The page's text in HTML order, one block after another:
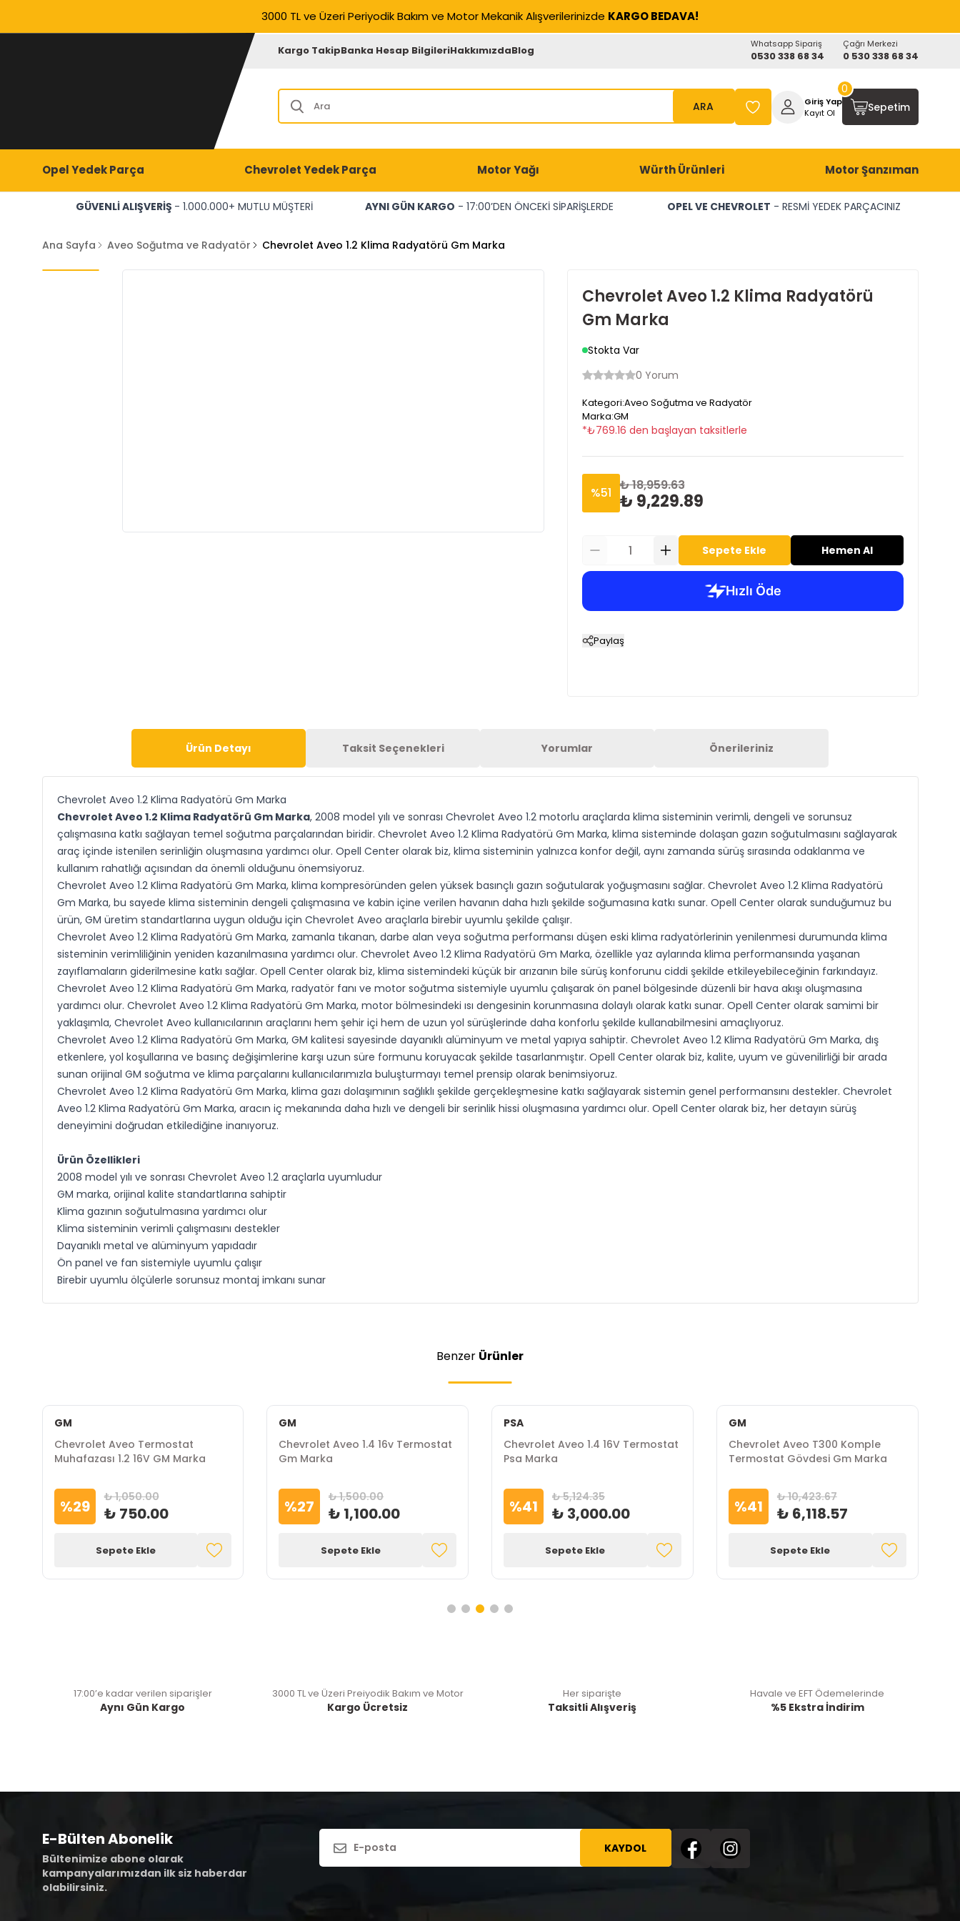
3000 TL ve Üzeri Periyodik Bakım ve Motor Mekanik Alışverilerinizde KARGO BEDAVA!
Kargo TakipBanka Hesap BilgileriHakkımızdaBlog Whatsapp Sipariş
0530 338 68 34
Çağrı Merkezi
0 530 338 68 34
ARA
Giriş Yap
Kayıt Ol
Sepetim
0
Opel Yedek Parça Chevrolet Yedek Parça Motor Yağı Würth Ürünleri Motor Şanzıman
GÜVENLİ ALIŞVERİŞ - 1.000.000+ MUTLU MÜŞTERİ AYNI GÜN KARGO - 17:00’DEN ÖNCEKİ SİPARİŞLERDE OPEL VE CHEVROLET - RESMİ YEDEK PARÇACINIZ
Ana Sayfa Aveo Soğutma ve Radyatör Chevrolet Aveo 1.2 Klima Radyatörü Gm Marka
Chevrolet Aveo 1.2 Klima Radyatörü
Gm Marka
Stokta Var
0 Yorum
Kategori:Aveo Soğutma ve Radyatör
Marka:GM
*₺769.16 den başlayan taksitlerle
%51 ₺ 18,959.63
₺ 9,229.89
Sepete Ekle Hemen Al
Paylaş
Ürün Detayı Taksit Seçenekleri Yorumlar Önerileriniz
Chevrolet Aveo 1.2 Klima Radyatörü Gm Marka
Chevrolet Aveo 1.2 Klima Radyatörü Gm Marka, 2008 model yılı ve sonrası Chevrolet Aveo 1.2 motorlu araçlarda klima sisteminin verimli, dengeli ve sorunsuz
çalışmasına katkı sağlayan temel soğutma parçalarından biridir. Chevrolet Aveo 1.2 Klima Radyatörü Gm Marka, klima sisteminde dolaşan gazın soğutulmasını sağlayarak
araç içinde istenilen serinliğin oluşmasına yardımcı olur. Opell Center olarak biz, klima sisteminin yalnızca konfor değil, aynı zamanda sürüş sırasında odaklanma ve
kullanım rahatlığı açısından da önemli olduğunu önemsiyoruz.
Chevrolet Aveo 1.2 Klima Radyatörü Gm Marka, klima kompresöründen gelen yüksek basınçlı gazın soğutularak yoğuşmasını sağlar. Chevrolet Aveo 1.2 Klima Radyatörü
Gm Marka, bu sayede klima sisteminin dengeli çalışmasına ve kabin içine verilen havanın daha hızlı şekilde soğumasına katkı sunar. Opell Center olarak sunduğumuz bu
ürün, GM üretim standartlarına uygun olduğu için Chevrolet Aveo araçlarla birebir uyumlu şekilde çalışır.
Chevrolet Aveo 1.2 Klima Radyatörü Gm Marka, zamanla tıkanan, darbe alan veya soğutma performansı düşen eski klima radyatörlerinin yenilenmesi durumunda klima
sisteminin verimliliğinin yeniden kazanılmasına yardımcı olur. Chevrolet Aveo 1.2 Klima Radyatörü Gm Marka, özellikle yaz aylarında klima performansında yaşanan
zayıflamaların giderilmesine katkı sağlar. Opell Center olarak biz, klima sistemindeki küçük bir arızanın bile sürüş konforunu ciddi şekilde etkileyebileceğinin farkındayız.
Chevrolet Aveo 1.2 Klima Radyatörü Gm Marka, radyatör fanı ve motor soğutma sistemiyle uyumlu çalışarak ön panel bölgesinde düzenli bir hava akışı oluşmasına
yardımcı olur. Chevrolet Aveo 1.2 Klima Radyatörü Gm Marka, motor bölmesindeki ısı dengesinin korunmasına dolaylı olarak katkı sunar. Opell Center olarak samimi bir
yaklaşımla, Chevrolet Aveo kullanıcılarının araçlarını hem şehir içi hem de uzun yol sürüşlerinde daha konforlu şekilde kullanabilmesini amaçlıyoruz.
Chevrolet Aveo 1.2 Klima Radyatörü Gm Marka, GM kalitesi sayesinde dayanıklı alüminyum ve metal yapıya sahiptir. Chevrolet Aveo 1.2 Klima Radyatörü Gm Marka, dış
etkenlere, yol koşullarına ve basınç değişimlerine karşı uzun süre formunu koruyacak şekilde tasarlanmıştır. Opell Center olarak biz, kalite, uyum ve güvenilirliği bir arada
sunan orijinal GM soğutma ve klima parçalarını kullanıcılarımızla buluşturmayı temel prensip olarak benimsiyoruz.
Chevrolet Aveo 1.2 Klima Radyatörü Gm Marka, klima gazı dolaşımının sağlıklı şekilde gerçekleşmesine katkı sağlayarak sistemin genel performansını destekler. Chevrolet
Aveo 1.2 Klima Radyatörü Gm Marka, aracın iç mekanında daha hızlı ve dengeli bir serinlik hissi oluşmasına yardımcı olur. Opell Center olarak biz, her detayın sürüş
deneyimini doğrudan etkilediğine inanıyoruz.
Ürün Özellikleri
2008 model yılı ve sonrası Chevrolet Aveo 1.2 araçlarla uyumludur
GM marka, orijinal kalite standartlarına sahiptir
Klima gazının soğutulmasına yardımcı olur
Klima sisteminin verimli çalışmasını destekler
Dayanıklı metal ve alüminyum yapıdadır
Ön panel ve fan sistemiyle uyumlu çalışır
Birebir uyumlu ölçülerle sorunsuz montaj imkanı sunar
Benzer Ürünler
GM
Chevrolet Aveo Termostat
Muhafazası 1.2 16V GM Marka
%29 ₺ 1,050.00
₺ 750.00
Sepete Ekle
GM
Chevrolet Aveo 1.4 16v Termostat
Gm Marka
%27 ₺ 1,500.00
₺ 1,100.00
Sepete Ekle
PSA
Chevrolet Aveo 1.4 16V Termostat
Psa Marka
%41 ₺ 5,124.35
₺ 3,000.00
Sepete Ekle
GM
Chevrolet Aveo T300 Komple
Termostat Gövdesi Gm Marka
%41 ₺ 10,423.67
₺ 6,118.57
Sepete Ekle
17:00’e kadar verilen siparişler
Aynı Gün Kargo
3000 TL ve Üzeri Preiyodik Bakım ve Motor
Kargo Ücretsiz
Her siparişte
Taksitli Alışveriş
Havale ve EFT Ödemelerinde
%5 Ekstra İndirim
E-Bülten Abonelik
Bültenimize abone olarak
kampanyalarımızdan ilk siz haberdar
olabilirsiniz.
KAYDOL